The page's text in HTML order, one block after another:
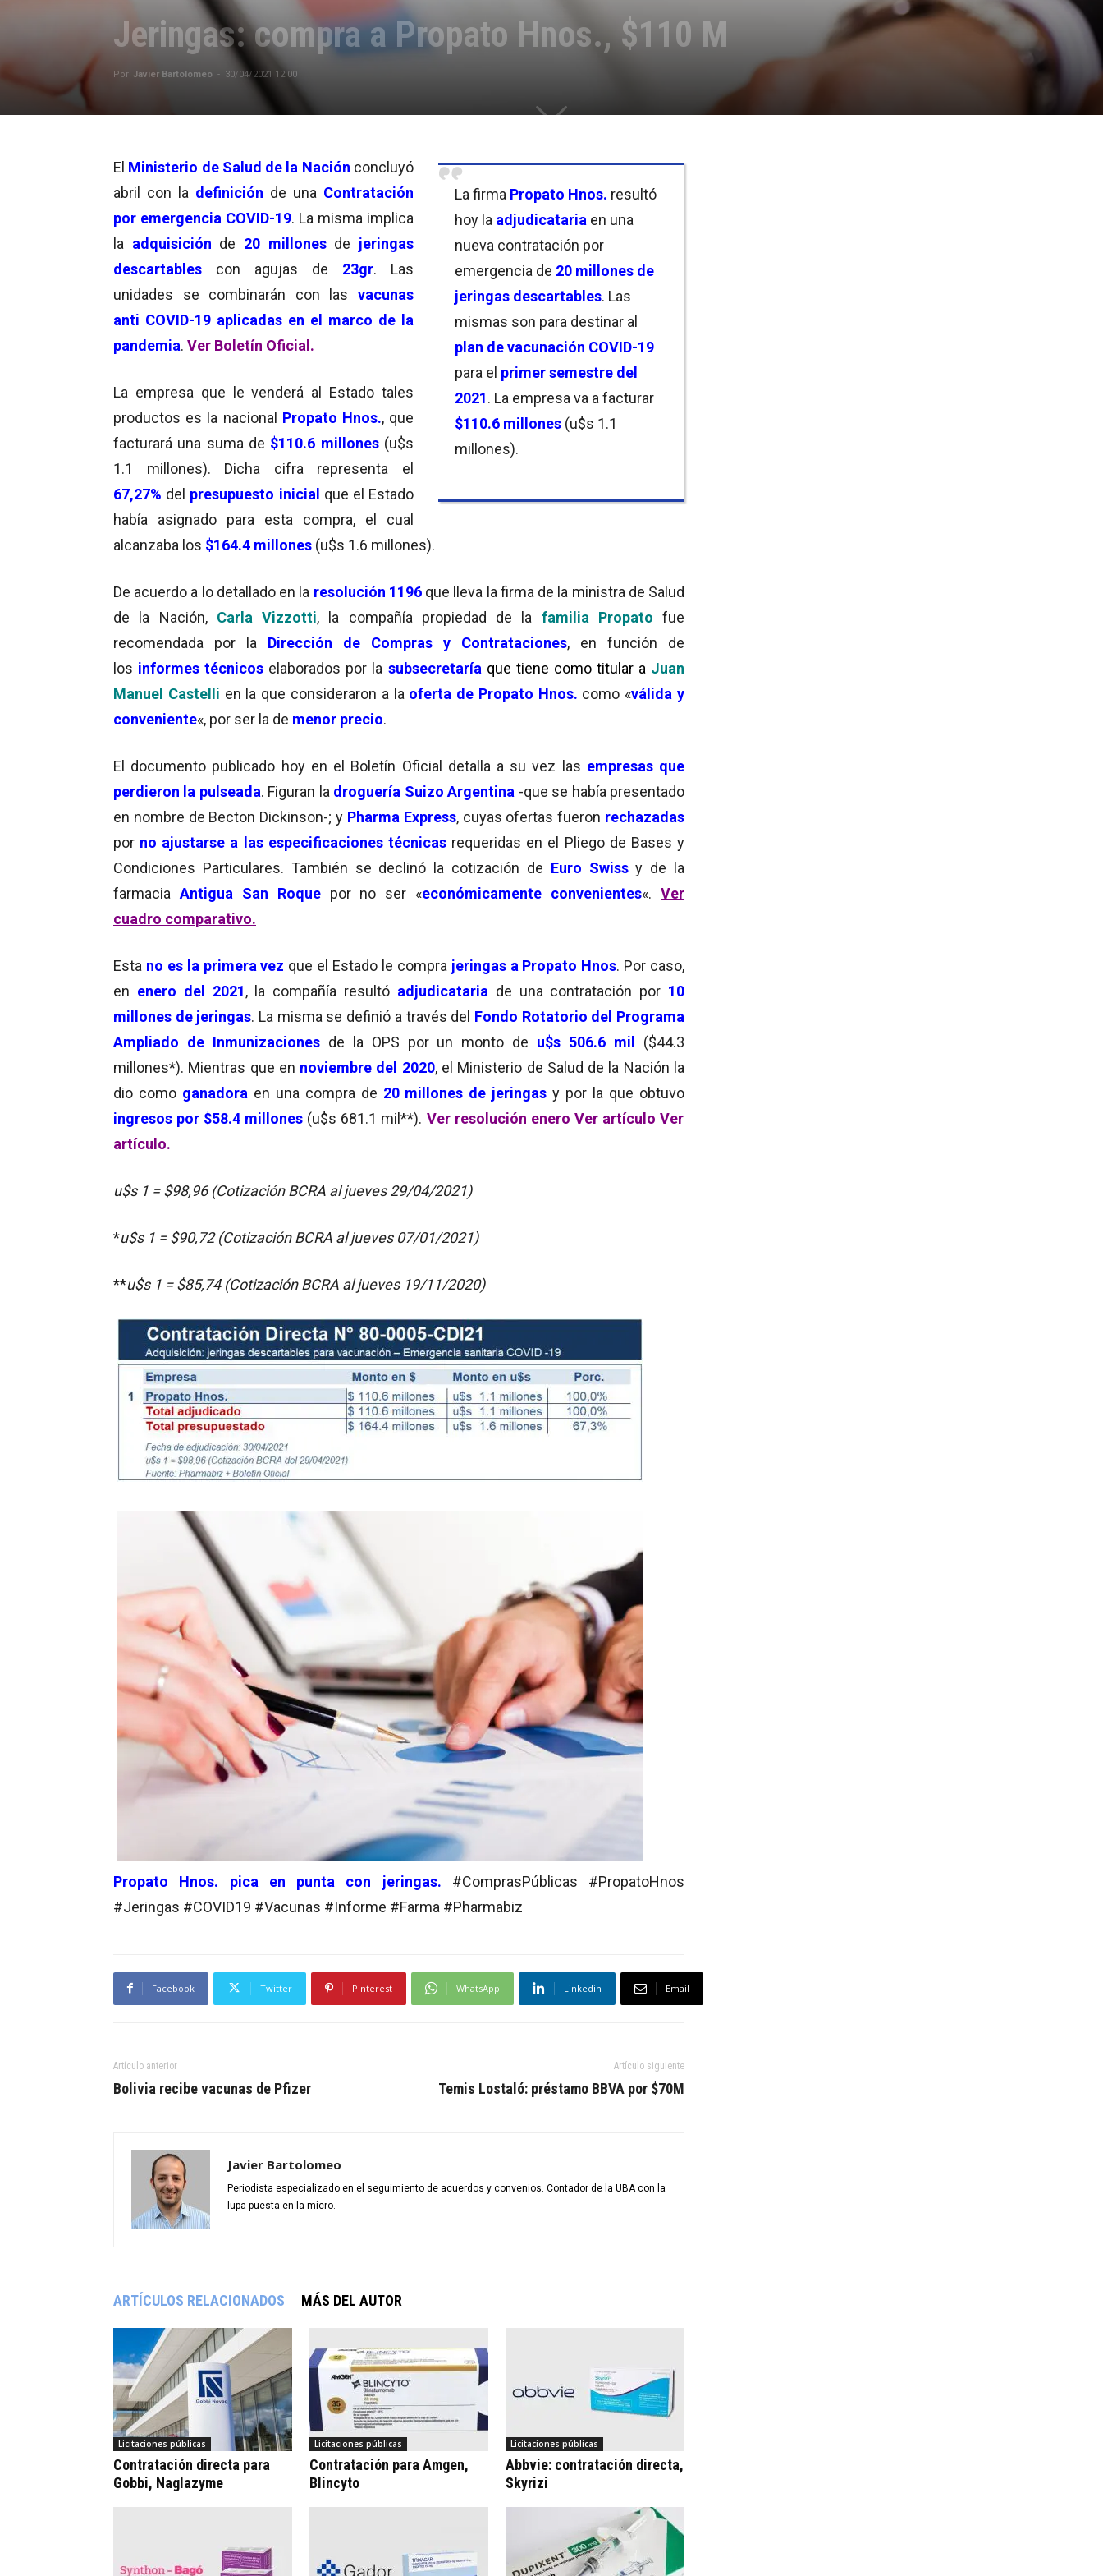
Jeringas: compra a Propato Hnos., $110 M
Por Javier Bartolomeo - 30/04/2021 12:00
La firma Propato Hnos. resultó
hoy la adjudicataria en una
nueva contratación por
emergencia de 20 millones de
jeringas descartables. Las
mismas son para destinar al
plan de vacunación COVID-19
para el primer semestre del
2021. La empresa va a facturar
$110.6 millones (u$s 1.1
millones).
El Ministerio de Salud de la Nación concluyó
abril con la definición de una Contratación
por emergencia COVID-19. La misma implica
la adquisición de 20 millonesde jeringas
descartables
con agujas de 23gr. Las
unidades se combinarán con las vacunas
anti COVID-19 aplicadas en el marco de la
pandemia. Ver Boletín Oficial.
La empresa que le venderá al Estado tales
productos es la nacional Propato Hnos., que
facturará una suma de $110.6 millones (u$s
1.1 millones). Dicha cifra representa el
67,27% del presupuesto inicial que el Estado
había asignado para esta compra, el cual
alcanzaba los $164.4 millones (u$s 1.6 millones).
De acuerdo a lo detallado en la resolución 1196 que lleva la firma de la ministra de Salud
de la Nación,Carla Vizzotti, la compañía propiedad de la familia Propato fue
recomendada por la Dirección de Compras y Contrataciones, en función de
los informes técnicos elaborados por la subsecretaría que tiene como titular a Juan
Manuel Castelli en la que consideraron a la oferta de Propato Hnos. como «válida y
conveniente«, por ser la de menor precio.
El documento publicado hoy en el Boletín Oficial detalla a su vez las empresas que
perdieron la pulseada. Figuran la droguería Suizo Argentina -que se había presentado
en nombre de Becton Dickinson-; y Pharma Express, cuyas ofertas fueron rechazadas
por no ajustarse a las especificaciones técnicasrequeridas en el Pliego de Bases y
Condiciones Particulares. También se declinó la cotización de Euro Swiss y de la
farmacia Antigua San Roque por no ser «económicamente convenientes«.Ver
cuadro comparativo.
Esta no es la primera vez que el Estado le compra jeringas a Propato Hnos. Por caso,
en enero del 2021, la compañía resultó adjudicataria de una contratación por 10
millones de jeringas. La misma se definió a través del Fondo Rotatorio del Programa
Ampliado de Inmunizacionesde la OPS por un monto de u$s 506.6 mil ($44.3
millones*). Mientras que en noviembre del 2020, el Ministerio de Salud de la Nación la
dio como ganadora en una compra de 20 millones de jeringas y por la que obtuvo
ingresos por $58.4 millones (u$s 681.1 mil**). Ver resolución enero Ver artículo Ver
artículo.
u$s 1 = $98,96 (Cotización BCRA al jueves 29/04/2021)
*u$s 1 = $90,72 (Cotización BCRA al jueves 07/01/2021)
**u$s 1 = $85,74 (Cotización BCRA al jueves 19/11/2020)
Propato Hnos. pica en punta con jeringas.
#ComprasPúblicas #PropatoHnos
#Jeringas #COVID19 #Vacunas #Informe #Farma #Pharmabiz
Facebook Twitter Pinterest WhatsApp Linkedin Email
Artículo anterior
Bolivia recibe vacunas de Pfizer
Artículo siguiente
Temis Lostaló: préstamo BBVA por $70M
Javier Bartolomeo
Periodista especializado en el seguimiento de acuerdos y convenios. Contador de la UBA con la
lupa puesta en la micro.
ARTÍCULOS RELACIONADOS MÁS DEL AUTOR
Licitaciones públicas
Contratación directa para
Gobbi, Naglazyme
Licitaciones públicas
Contratación para Amgen,
Blincyto
Licitaciones públicas
Abbvie: contratación directa,
Skyrizi